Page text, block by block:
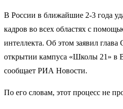
В России в ближайшие 2-3 года
кадров во всех областях с
интеллекта. Об этом заявил
открытии кампуса «Школы 21» в
сообщает РИА Новости.
По его словам, этот процесс не